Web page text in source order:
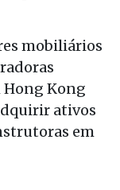
mobiliários
Hong Kong
ativos
em